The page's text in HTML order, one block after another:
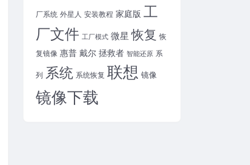
厂系统 外星人 安装教程 家庭版 工
厂文件 工厂模式 微星 恢复 恢
复镜像 惠普 戴尔 拯救者 智能还原 系
列 系统 系统恢复 联想 镜像
镜像下载